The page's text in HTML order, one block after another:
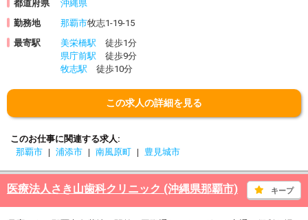
都道府県
沖縄県
勤務地
那覇市牧志1-19-15
最寄駅
美栄橋駅 徒歩1分
県庁前駅 徒歩9分
牧志駅 徒歩10分
この求人の詳細を見る
このお仕事に関連する求人
那覇市
浦添市 南風原町 豊見城市
キープ
医療法人さき山歯科クリニック (沖縄県那覇市)